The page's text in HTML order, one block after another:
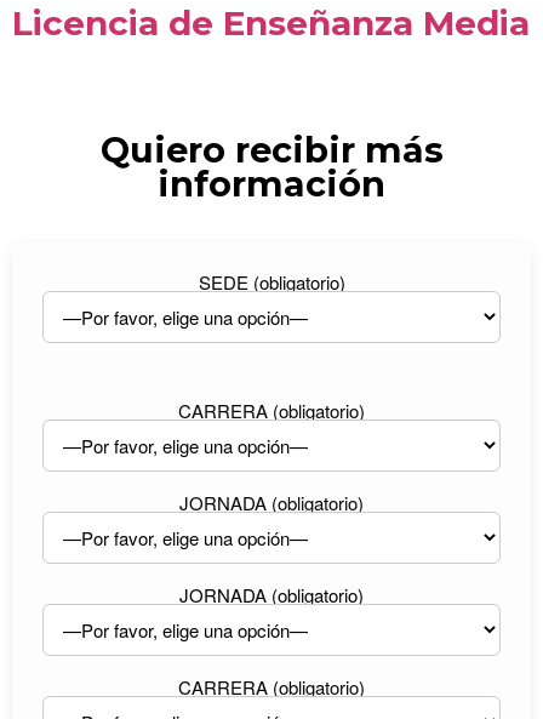
Licencia de Enseñanza Media
Quiero recibir más
información
SEDE (obligatorio)
CARRERA (obligatorio)
JORNADA (obligatorio)
JORNADA (obligatorio)
CARRERA (obligatorio)